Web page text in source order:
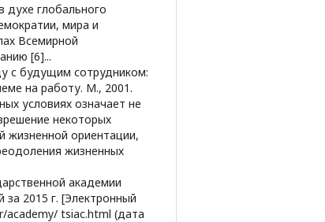
духе глобального
мира и
Всемирной
[6]...
с будущим сотрудником:
на работу. М., 2001.
условиях означает не
некоторых
жизненной ориентации,
жизненных
академии
за 2015 г. [Электронный
academy/ tsiac.html (дата